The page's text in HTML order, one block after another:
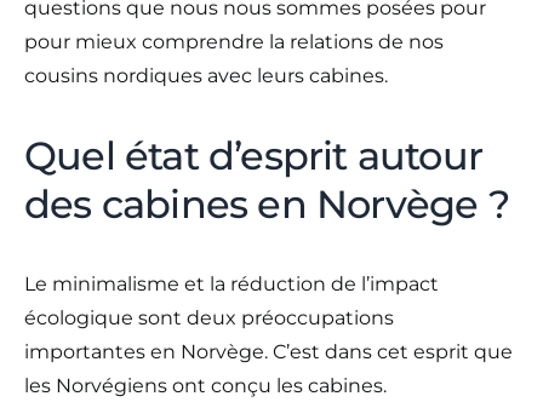
questions que nous nous sommes posées pour
pour mieux comprendre la relations de nos
cousins nordiques avec leurs cabines.
Quel état d’esprit autour
des cabines en Norvège ?
Le minimalisme et la réduction de l’impact
écologique sont deux préoccupations
importantes en Norvège. C’est dans cet esprit que
les Norvégiens ont conçu les cabines.